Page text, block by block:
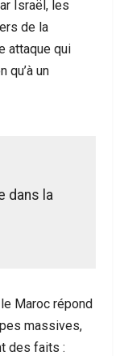
Israël, les
de la
attaque qui
qu’à un
dans la
Maroc répond
massives,
des faits :